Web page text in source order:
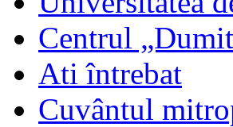
Centrul
Ati întrebat
Cuvântul